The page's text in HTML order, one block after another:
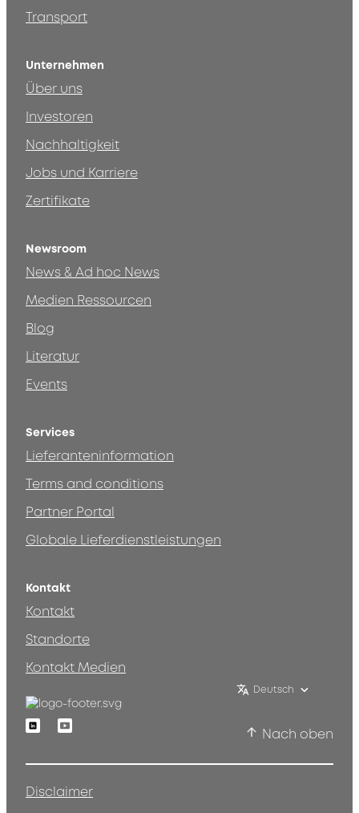
Transport
Unternehmen
Über uns
Investoren
Nachhaltigkeit
Jobs und Karriere
Zertifikate
Newsroom
News & Ad hoc News
Medien Ressourcen
Blog
Literatur
Events
Services
Lieferanteninformation
Terms and conditions
Partner Portal
Globale Lieferdienstleistungen
Kontakt
Kontakt
Standorte
Kontakt Medien
Deutsch
LinkedinYoutube
Nach oben
Disclaimer